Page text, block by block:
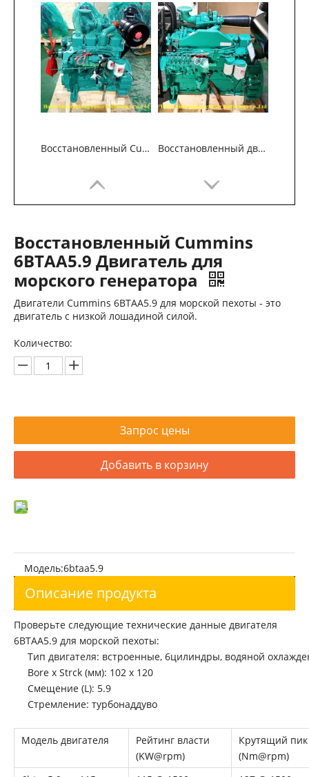
Восстановленный Cummins 4BT3.9 Двигатель для морского генератора Восстановленный двигатель Cummins 6BTA5.9 для морского генератора
Восстановленный Cummins
6BTAA5.9 Двигатель для
морского генератора
Двигатели Cummins 6BTAA5.9 для морской пехоты - это
Количество:
Запрос цены
Добавить в корзину
Модель: 6btaa5.9
Описание продукта
Проверьте следующие технические данные двигателя
6BTAA5.9 для морской пехоты:
Тип двигателя: встроенные, 6цилиндры, водяной
Bore x Strck (мм): 102 x 120
Смещение (L): 5.9
Стремление: турбонаддуво
двигателя
власти
Крутящий
пик
Цилиндры
(L)